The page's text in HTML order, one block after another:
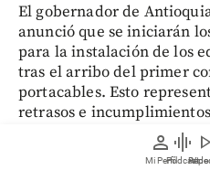
person
Mi Perfil
graphic_eq
Pódcast
play_arrow
El gobernador de
anunció que se iniciarán
para la instalación de los
tras el arribo del primer
portacables. Esto
retrasos e
por parte del Invías.